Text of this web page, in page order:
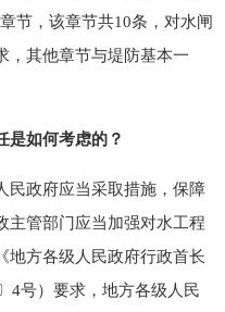
节，该章节共10条，对水闸
，其他章节与堤防基本一
是如何考虑的？
政府应当采取措施，保障
主管部门应当加强对水工程
地方各级人民政府行政首长
4号）要求，地方各级人民